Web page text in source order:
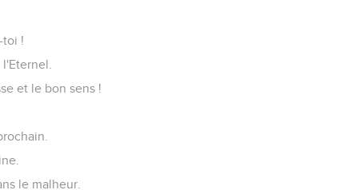
toi !
et le bon sens !
le malheur.